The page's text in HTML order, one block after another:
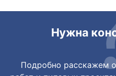
Нужна
Подробно расскажем